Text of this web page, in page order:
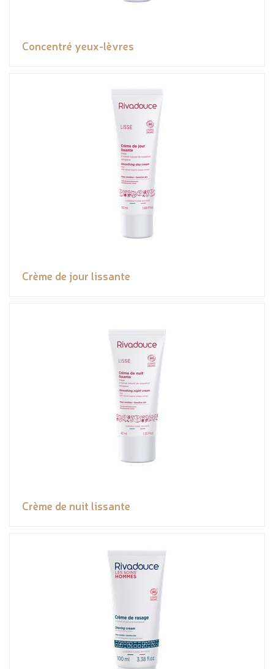
Concentré yeux-lèvres
Crème de jour lissante
Crème de nuit lissante